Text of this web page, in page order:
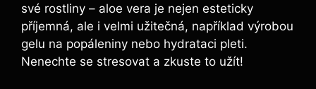
své rostliny – aloe vera je nejen esteticky
příjemná, ale i velmi užitečná, například výrobou
gelu na popáleniny nebo hydrataci pleti.
Nenechte se stresovat a zkuste to užít!